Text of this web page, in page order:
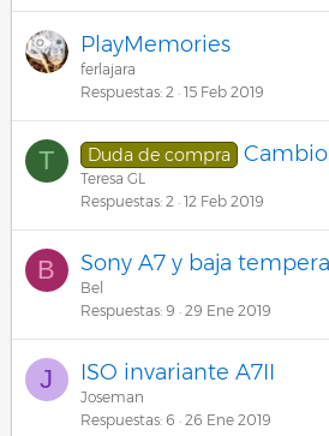
PlayMemories
ferlajara
Respuestas 2 15 Feb 2019
T Duda de compra
Teresa GL
Respuestas 2 12 Feb 2019
B Sony A7 y baja
Bel
Respuestas 9 29 Ene 2019
J ISO invariante A7II
Joseman
Respuestas 6 26 Ene 2019